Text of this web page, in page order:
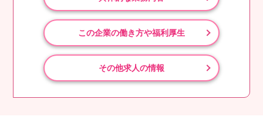
この企業の働き方や福利厚生
その他求人の情報